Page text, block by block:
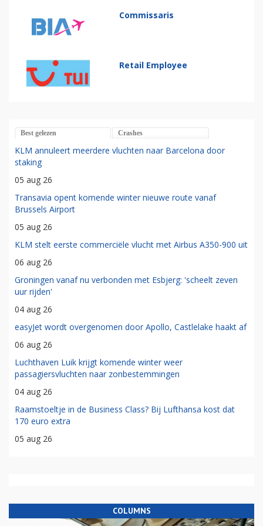
Commissaris
Retail Employee
Best gelezen Crashes
KLM annuleert meerdere vluchten naar Barcelona door
staking
05 aug 26
Transavia opent komende winter nieuwe route vanaf
Brussels Airport
05 aug 26
KLM stelt eerste commerciële vlucht met Airbus A350-900 uit
06 aug 26
Groningen vanaf nu verbonden met Esbjerg: 'scheelt zeven
uur rijden'
04 aug 26
easyJet wordt overgenomen door Apollo, Castlelake haakt af
06 aug 26
Luchthaven Luik krijgt komende winter weer
passagiersvluchten naar zonbestemmingen
04 aug 26
Raamstoeltje in de Business Class? Bij Lufthansa kost dat
170 euro extra
05 aug 26
COLUMNS